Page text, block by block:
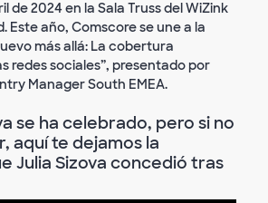
de 2024 en la Sala Truss del WiZink
Este año, Comscore se une a la
más allá: La cobertura
redes sociales”, presentado por
Manager South EMEA.
se ha celebrado, pero si no
aquí te dejamos la
Julia Sizova concedió tras